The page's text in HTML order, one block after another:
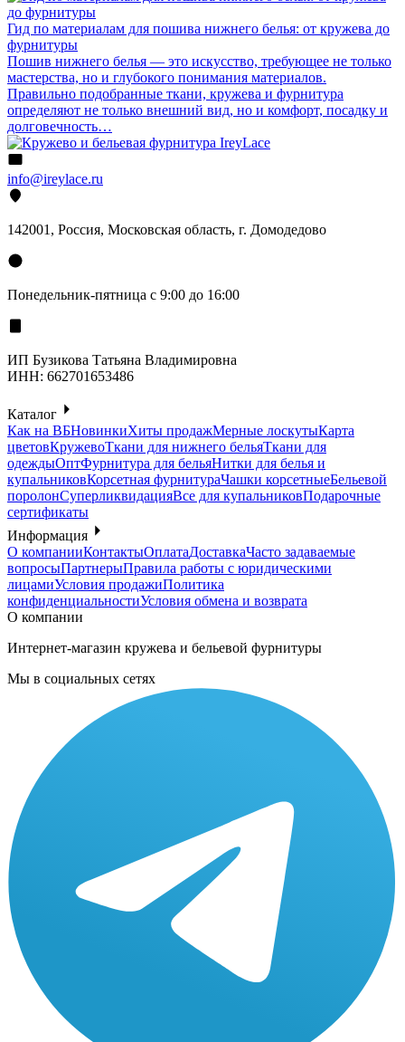
Гид по материалам для пошива нижнего белья: от кружева до
фурнитуры
Пошив нижнего белья — это искусство, требующее не только
мастерства, но и глубокого понимания материалов.
Правильно подобранные ткани, кружева и фурнитура
определяют не только внешний вид, но и комфорт, посадку и
долговечность…
info@ireylace.ru
142001 , Россия, Московская область, г. Домодедово
Понедельник-пятница с 9:00 до 16:00
ИП Бузикова Татьяна Владимировна
ИНН: 662701653486
Каталог
Как на ВБНовинкиХиты продажМерные лоскутыКарта
цветовКружевоТкани для нижнего бельяТкани для
одеждыОптФурнитура для бельяНитки для белья и
купальниковКорсетная фурнитураЧашки корсетныеБельевой
поролонСуперликвидацияВсе для купальниковПодарочные
сертификаты
Информация
О компанииКонтактыОплатаДоставкаЧасто задаваемые
вопросыПартнерыПравила работы с юридическими
лицамиУсловия продажиПолитика
конфиденциальностиУсловия обмена и возврата
О компании
Интернет-магазин кружева и бельевой фурнитуры
Мы в социальных сетях